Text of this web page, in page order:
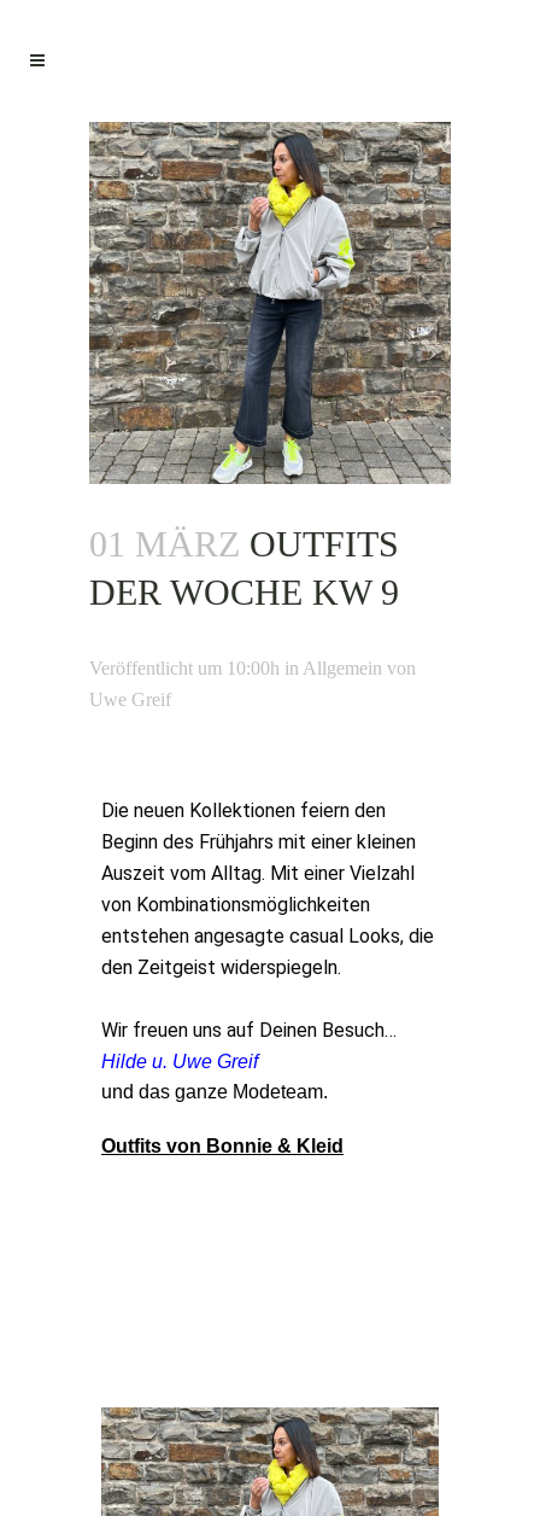
01 MÄRZ OUTFITS
DER WOCHE KW 9
Veröffentlicht um 10:00h in Allgemein von
Uwe Greif
Die neuen Kollektionen feiern den
Beginn des Frühjahrs mit einer kleinen
Auszeit vom Alltag. Mit einer Vielzahl
von Kombinationsmöglichkeiten
entstehen angesagte casual Looks, die
den Zeitgeist widerspiegeln.
Wir freuen uns auf Deinen Besuch…
Hilde u. Uwe Greif
und das ganze Modeteam.
Outfits von Bonnie & Kleid